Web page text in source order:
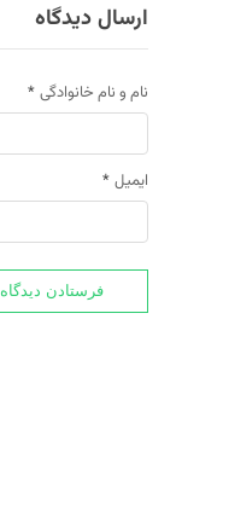
ارسال دیدگاه
نام و نام خانوادگی *
ایمیل *